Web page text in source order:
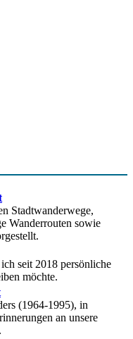
Stadtwanderwege,
Wanderrouten sowie
seit 2018 persönliche
möchte.
(1964-1995), in
an unsere